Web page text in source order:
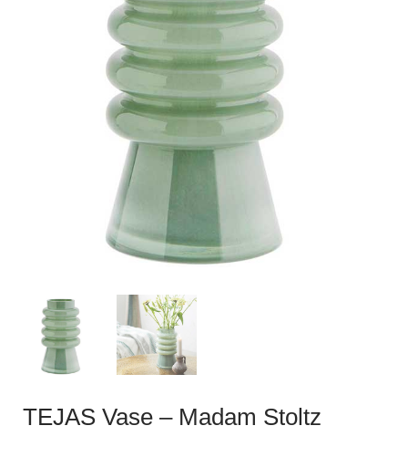
TEJAS Vase – Madam Stoltz